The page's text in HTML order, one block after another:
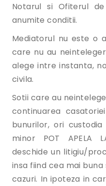
Notarul si Ofiterul
anumite conditii.
Mediatorul nu este o
care nu au
alege intre instanta,
civila.
Sotii care au
continuarea
bunurilor, ori
minor POT APELA
deschide un litigiu/
insa fiind cea mai
cazuri. In ipoteza in